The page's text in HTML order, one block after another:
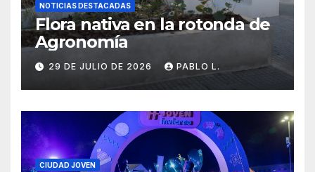
NOTICIAS DESTACADAS
Flora nativa en la rotonda de
Agronomía
29 DE JULIO DE 2026 PABLO L.
CIUDAD JOVEN